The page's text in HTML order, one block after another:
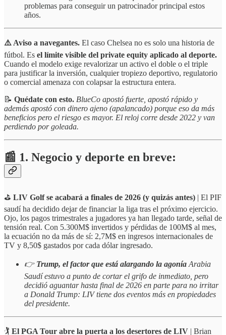
problemas para conseguir un patrocinador principal estos
años.
⚠️ Aviso a navegantes. El caso Chelsea no es solo una historia de
fútbol. Es el límite visible del private equity aplicado al deporte.
Cuando el modelo exige revalorizar un activo el doble o el triple
para justificar la inversión, cualquier tropiezo deportivo, regulatorio
o comercial amenaza con colapsar la estructura entera.
📝 Quédate con esto. BlueCo apostó fuerte, apostó rápido y
además apostó con dinero ajeno (apalancado) porque eso da más
beneficios pero el riesgo es mayor. El reloj corre desde 2022 y van
perdiendo por goleada.
📰 1. Negocio y deporte en breve:
⛳ LIV Golf se acabará a finales de 2026 (y quizás antes) | El PIF
saudí ha decidido dejar de financiar la liga tras el próximo ejercicio.
Ojo, los pagos trimestrales a jugadores ya han llegado tarde, señal de
tensión real. Con 5.300M$ invertidos y pérdidas de 100M$ al mes,
la ecuación no da más de sí: 2,7M$ en ingresos internacionales de
TV y 8,50$ gastados por cada dólar ingresado.
👉 Trump, el factor que está alargando la agonía Arabia
Saudí estuvo a punto de cortar el grifo de inmediato, pero
decidió aguantar hasta final de 2026 en parte para no irritar
a Donald Trump: LIV tiene dos eventos más en propiedades
del presidente.
🏌️ El PGA Tour abre la puerta a los desertores de LIV | Brian